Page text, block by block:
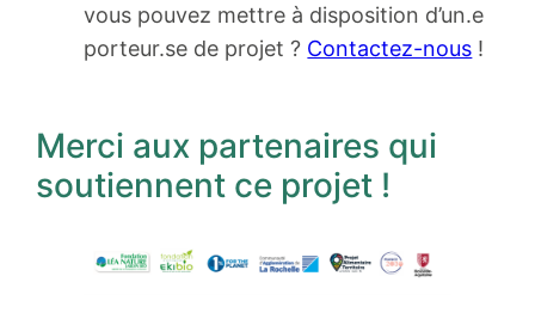
vous pouvez mettre à disposition d’un.e
porteur.se de projet ? Contactez-nous !
Merci aux partenaires qui
soutiennent ce projet !